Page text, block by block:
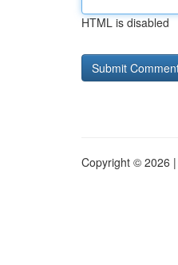
HTML is disabled
Copyright © 2026 |